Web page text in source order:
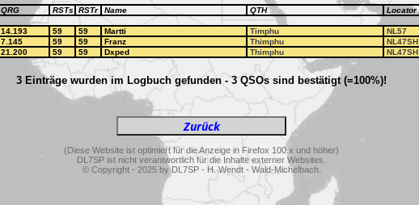
QRG RSTs RSTr Name QTH Locator
14.193 59 59 Martti Timphu NL57
7.145 59 59 Franz Thimphu NL47SH
21.200 59 59 Dxped Thimphu NL47SH
3 Einträge wurden im Logbuch gefunden - 3 QSOs sind bestätigt (=100%)!
(Diese Website ist optimiert für die Anzeige in Firefox 100.x und höher)
DL7SP ist nicht verantwortlich für die Inhalte externer Websites.
© Copyright - 2025 by DL7SP - H. Wendt - Wald-Michelbach.